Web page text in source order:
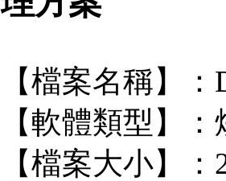
【檔案名稱】
【軟體類型】
【檔案大小】